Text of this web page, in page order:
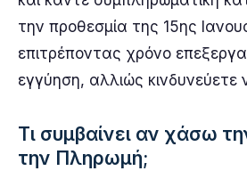
την προθεσμία της 15ης
επιτρέποντας χρόνο
εγγύηση, αλλιώς κινδυνεύετε
Τι συμβαίνει αν χάσω
την Πληρωμή;